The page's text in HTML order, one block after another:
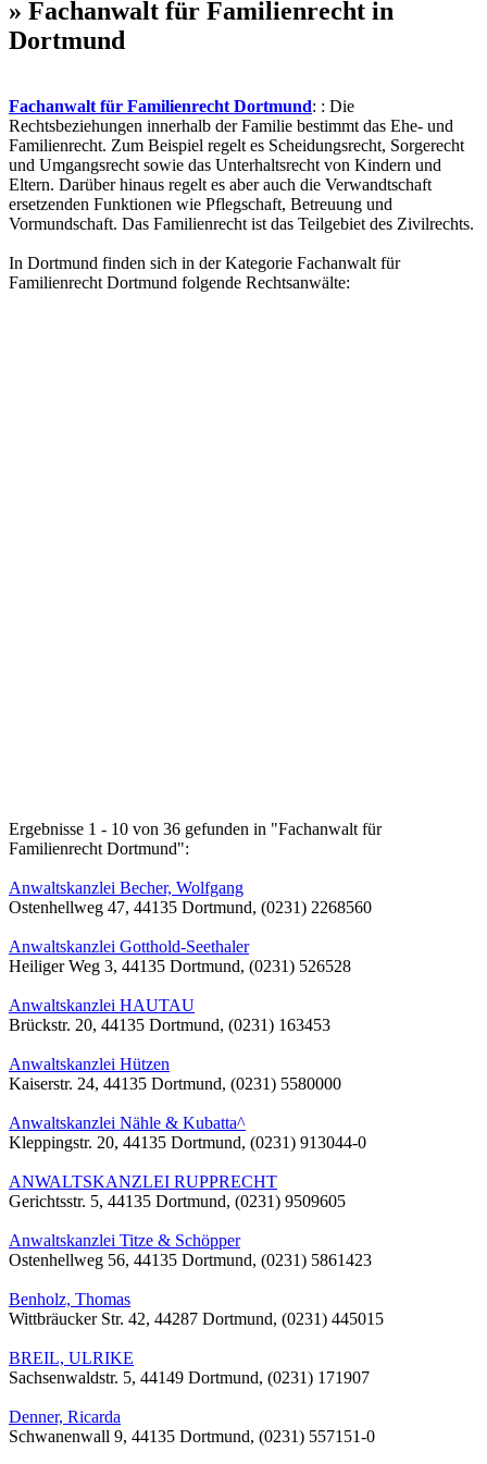
» Fachanwalt für Familienrecht in
Dortmund
Fachanwalt für Familienrecht Dortmund: : Die
Rechtsbeziehungen innerhalb der Familie bestimmt das Ehe- und
Familienrecht. Zum Beispiel regelt es Scheidungsrecht, Sorgerecht
und Umgangsrecht sowie das Unterhaltsrecht von Kindern und
Eltern. Darüber hinaus regelt es aber auch die Verwandtschaft
ersetzenden Funktionen wie Pflegschaft, Betreuung und
Vormundschaft. Das Familienrecht ist das Teilgebiet des Zivilrechts.
In Dortmund finden sich in der Kategorie Fachanwalt für
Familienrecht Dortmund folgende Rechtsanwälte:
Ergebnisse 1 - 10 von 36 gefunden in "Fachanwalt für
Familienrecht Dortmund":
Anwaltskanzlei Becher, Wolfgang
Ostenhellweg 47, 44135 Dortmund, (0231) 2268560
Anwaltskanzlei Gotthold-Seethaler
Heiliger Weg 3, 44135 Dortmund, (0231) 526528
Anwaltskanzlei HAUTAU
Brückstr. 20, 44135 Dortmund, (0231) 163453
Anwaltskanzlei Hützen
Kaiserstr. 24, 44135 Dortmund, (0231) 5580000
Anwaltskanzlei Nähle & Kubatta^
Kleppingstr. 20, 44135 Dortmund, (0231) 913044-0
ANWALTSKANZLEI RUPPRECHT
Gerichtsstr. 5, 44135 Dortmund, (0231) 9509605
Anwaltskanzlei Titze & Schöpper
Ostenhellweg 56, 44135 Dortmund, (0231) 5861423
Benholz, Thomas
Wittbräucker Str. 42, 44287 Dortmund, (0231) 445015
BREIL, ULRIKE
Sachsenwaldstr. 5, 44149 Dortmund, (0231) 171907
Denner, Ricarda
Schwanenwall 9, 44135 Dortmund, (0231) 557151-0